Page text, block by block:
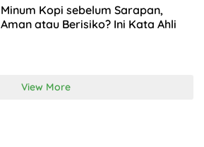
Minum Kopi sebelum Sarapan,
Aman atau Berisiko? Ini Kata Ahli
View More